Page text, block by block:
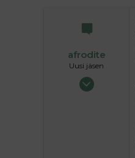
afrodite
Uusi jäsen
21.01.2005